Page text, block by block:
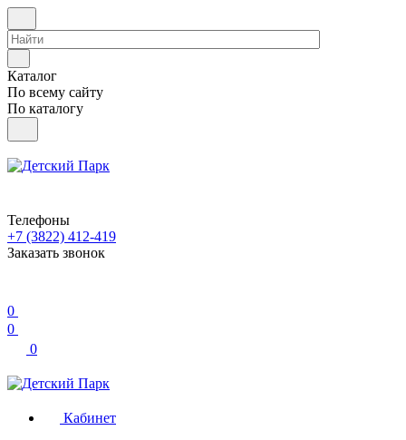
Каталог
По всему сайту
По каталогу
Телефоны
+7 (3822) 412-419
Заказать звонок
0
0
0
Кабинет